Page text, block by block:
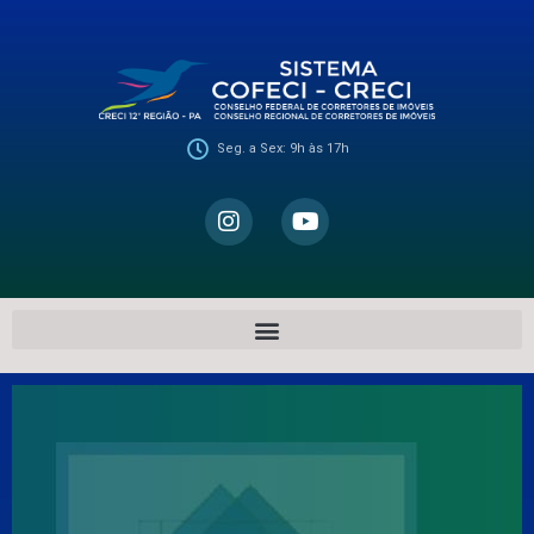
Seg. a Sex: 9h às 17h